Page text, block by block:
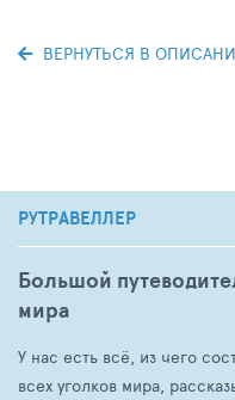
ВЕРНУТЬСЯ В
РУТРАВЕЛЛЕР
Большой
мира
У нас есть всё, из чего
всех уголков мира,